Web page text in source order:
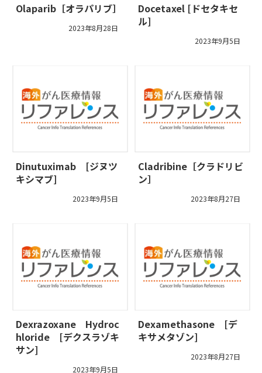
Olaparib［オラパリブ］
2023年8月28日
Docetaxel [ドセタキセ
ル]
2023年9月5日
Dinutuximab [ジヌツ
キシマブ]
2023年9月5日
Cladribine［クラドリビ
ン］
2023年8月27日
Dexrazoxane Hydroc
hloride [デクスラゾキ
サン]
2023年9月5日
Dexamethasone [デ
キサメタゾン]
2023年8月27日